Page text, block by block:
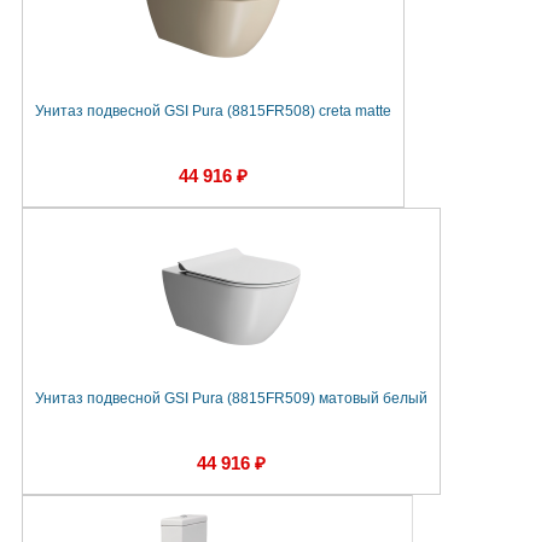
Унитаз подвесной GSI Pura (8815FR508) creta matte
44 916 ₽
Унитаз подвесной GSI Pura (8815FR509) матовый белый
44 916 ₽